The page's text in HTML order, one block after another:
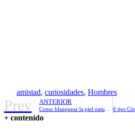
amistad, curiosidades, Hombres
Prev ANTERIOR
+ contenido